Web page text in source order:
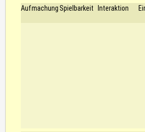
Aufmachung Spielbarkeit Interaktion